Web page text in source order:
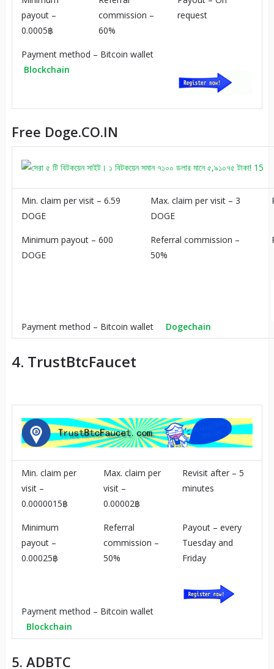
payout –
0.0005฿
commission –
60%
request
Payment method – Bitcoin wallet
Blockchain
Free Doge.CO.IN
Min. claim per visit – 6.59
DOGE
Max. claim per visit – 3
DOGE
Minimum payout – 600
DOGE
Referral commission –
50%
Payment method – Bitcoin wallet Dogechain
4. TrustBtcFaucet
Min. claim per
visit –
0.0000015฿
Max. claim per
visit –
0.00002฿
Revisit after – 5
minutes
Minimum
payout –
0.00025฿
Referral
commission –
50%
Payout – every
Tuesday and
Friday
Payment method – Bitcoin wallet
Blockchain
5. ADBTC